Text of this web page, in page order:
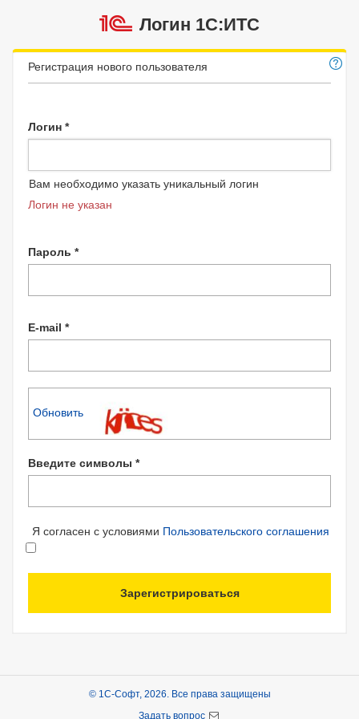
Логин 1C:ИТС
Регистрация нового пользователя
Логин *
Вам необходимо указать уникальный логин
Логин не указан
Пароль *
E-mail *
Обновить
Введите символы *
Я согласен с условиями Пользовательского соглашения
Зарегистрироваться
© 1С-Софт, 2026. Все права защищены
Задать вопрос